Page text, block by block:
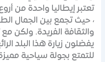
تعتبر إيطاليا واحدة من
، حيث تجمع بين الجمال
والثقافة الفريدة. ولكن مع
يفضلون زيارة هذا البلد
للتمتع بجولة سياحية